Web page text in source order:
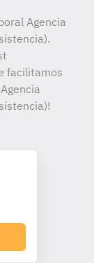
Agencia
facilitamos